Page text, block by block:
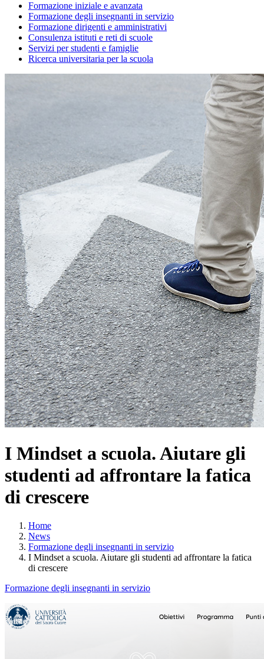
Formazione iniziale e avanzata
Formazione degli insegnanti in servizio
Formazione dirigenti e amministrativi
Consulenza istituti e reti di scuole
Servizi per studenti e famiglie
Ricerca universitaria per la scuola
I Mindset a scuola. Aiutare gli
studenti ad affrontare la fatica
di crescere
Home
News
Formazione degli insegnanti in servizio
I Mindset a scuola. Aiutare gli studenti ad affrontare la fatica
di crescere
Formazione degli insegnanti in servizio